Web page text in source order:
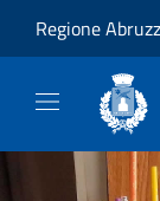
Regione